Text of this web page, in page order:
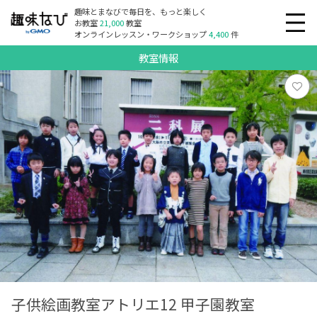
趣味とまなびで毎日を、もっと楽しく
お教室21,000教室
オンラインレッスン・ワークショップ4,400件
教室情報
子供絵画教室アトリエ12 甲子園教室